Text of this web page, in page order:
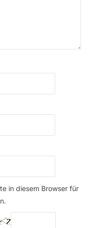
in diesem Browser für